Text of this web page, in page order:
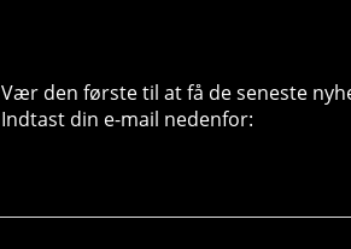
Vær den første til at få de seneste
Indtast din e-mail nedenfor: